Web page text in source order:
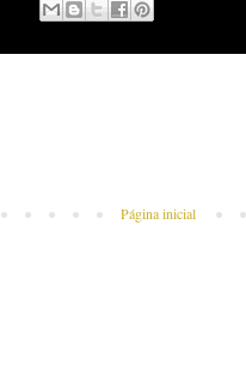
Página inicial